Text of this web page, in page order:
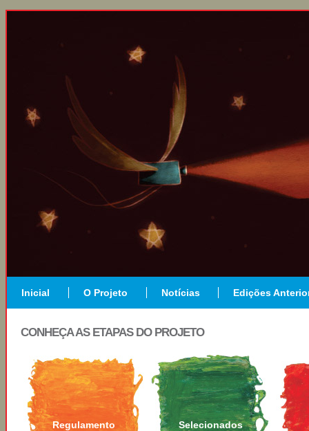
Inicial O Projeto Notícias Edições
CONHEÇA AS ETAPAS DO PROJETO
Regulamento Selecionados